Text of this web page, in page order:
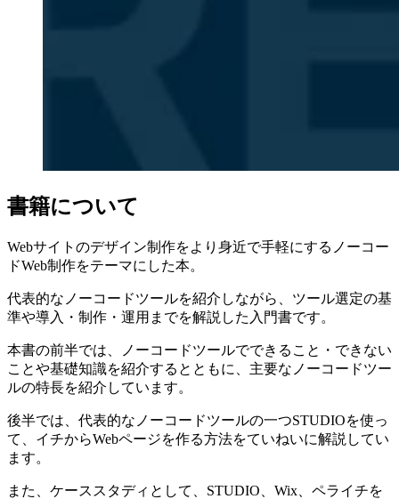
書籍について
Webサイトのデザイン制作をより身近で手軽にするノーコー
ドWeb制作をテーマにした本。
代表的なノーコードツールを紹介しながら、ツール選定の基
準や導入・制作・運用までを解説した入門書です。
本書の前半では、ノーコードツールでできること・できない
ことや基礎知識を紹介するとともに、主要なノーコードツー
ルの特長を紹介しています。
後半では、代表的なノーコードツールの一つSTUDIOを使っ
て、イチからWebページを作る方法をていねいに解説してい
ます。
また、ケーススタディとして、STUDIO、Wix、ペライチを